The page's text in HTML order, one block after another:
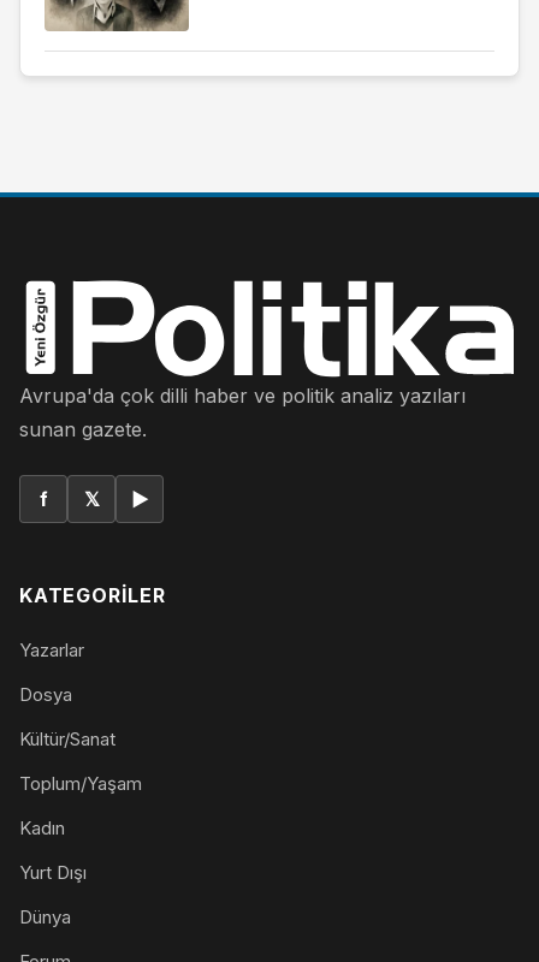
Avrupa'da çok dilli haber ve politik analiz yazıları
sunan gazete.
f 𝕏 ▶
KATEGORILER
Yazarlar
Dosya
Kültür/Sanat
Toplum/Yaşam
Kadın
Yurt Dışı
Dünya